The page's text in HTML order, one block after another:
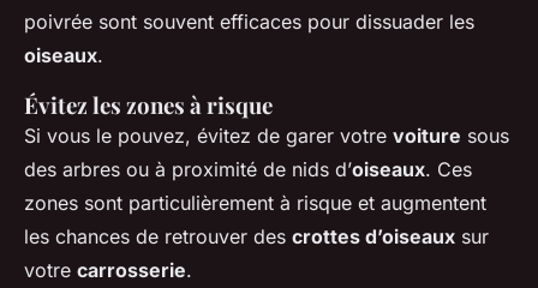
poivrée sont souvent efficaces pour dissuader les
oiseaux.
Évitez les zones à risque
Si vous le pouvez, évitez de garer votre voiture sous
des arbres ou à proximité de nids d’oiseaux. Ces
zones sont particulièrement à risque et augmentent
les chances de retrouver des crottes d’oiseaux sur
votre carrosserie.